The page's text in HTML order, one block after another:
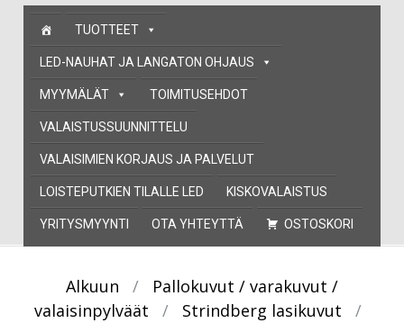
Skip
content
TUOTTEET
LED-NAUHAT JA LANGATON OHJAUS
MYYMÄLÄT TOIMITUSEHDOT
VALAISTUSSUUNNITTELU
VALAISIMIEN KORJAUS JA PALVELUT
LOISTEPUTKIEN TILALLE LED KISKOVALAISTUS
YRITYSMYYNTI OTA YHTEYTTÄ OSTOSKORI
Alkuun /
Pallokuvut / varakuvut /
valaisinpylväät
/ Strindberg lasikuvut
/